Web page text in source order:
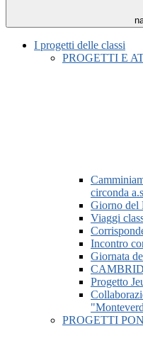
I progetti delle classi
PROGETTI E
circonda
Giorno del
Viaggi
Incontro
Giornata
Progetto
PROGETTI PON